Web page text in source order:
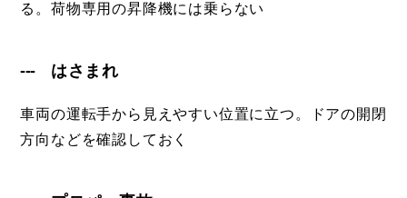
る。荷物専用の昇降機には乗らない
はさまれ
車両の運転手から見えやすい位置に立つ。ドアの開閉
方向などを確認しておく